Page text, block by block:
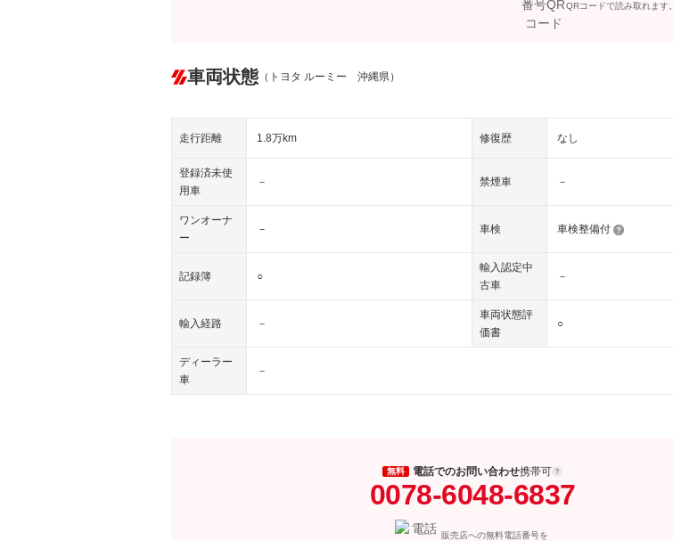
QRコードで読み取れます。
車両状態 （トヨタ ルーミー 沖縄県）
走行距離 1.8万km 修復歴 なし
登録済未使
用車
－ 禁煙車 －
ワンオーナ
ー
－ 車検 車検整備付
記録簿 ○
輸入認定中
古車
－
輸入経路 －
車両状態評
価書
○
ディーラー
車
－
無料 電話でのお問い合わせ携帯可
0078-6048-6837
販売店への無料電話番号を